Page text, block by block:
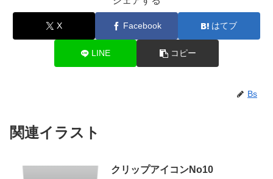
X Facebook はてブ
LINE コピー
Bs
関連イラスト
クリップアイコンNo10